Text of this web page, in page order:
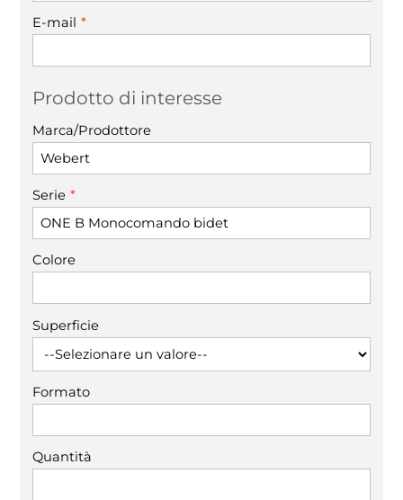
E-mail *
Prodotto di interesse
Marca/Prodottore
Serie *
Colore
Superficie
Formato
Quantità